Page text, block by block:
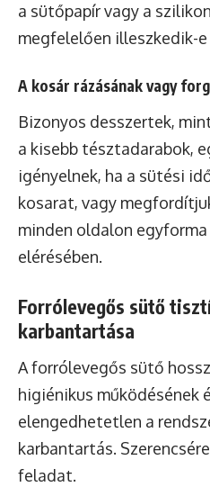
a sütőpapír vagy a
megfelelően illeszkedik-e
A kosár rázásának vagy
Bizonyos desszertek,
a kisebb tésztadarabok,
igényelnek, ha a sütési
kosarat, vagy
minden oldalon
elérésében.
Forrólevegős sütő
karbantartása
A forrólevegős sütő
higiénikus működésének
elengedhetetlen a
karbantartás.
feladat.